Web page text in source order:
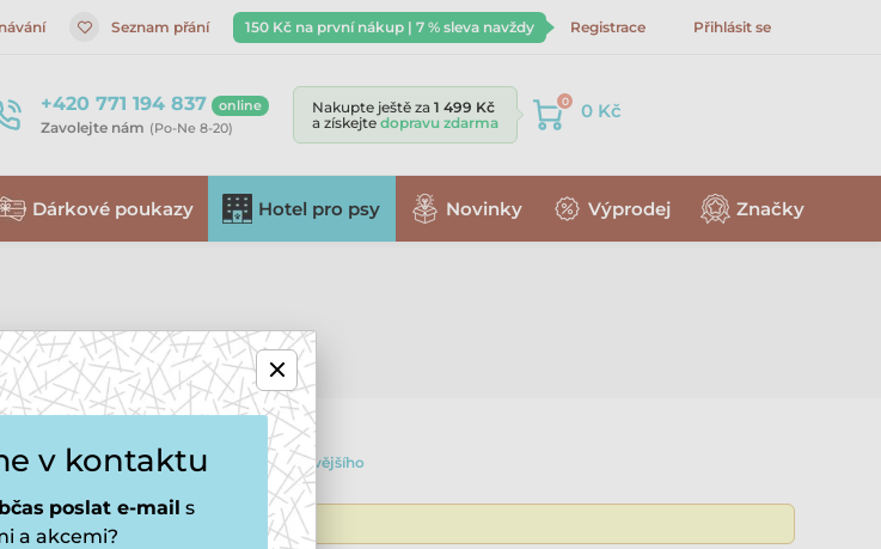
Seznam přání 150 Kč na první nákup | 7 % sleva navždy Registrace Přihlásit se
+420 771 194 837 online
Zavolejte nám (Po-Ne 8-20)
Nakupte ještě za 1 499 Kč
a získejte dopravu zdarma
0 0 Kč
Dárkové poukazy Hotel pro psy Novinky Výprodej Značky
Od nejdražšího Od nejnovějšího
přesně dle Vašich požadavků.
v kontaktu
poslat e-mail s
a akcemi?